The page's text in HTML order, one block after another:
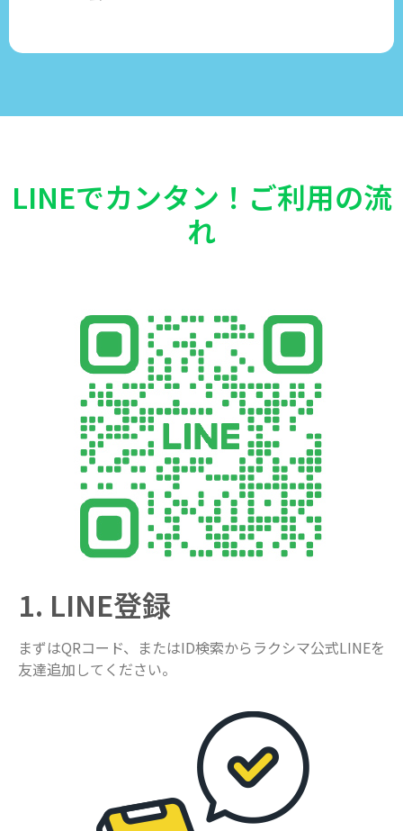
LINEでカンタン！ご利用の流
れ
1. LINE登録
まずはQRコード、またはID検索からラクシマ公式LINEを
友達追加してください。